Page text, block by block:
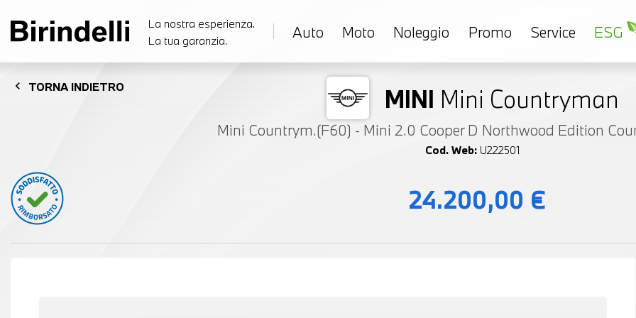
La nostra esperienza.
La tua garanzia.
Auto Moto Noleggio Promo Service ESG
chevron_left TORNA INDIETRO MINI Mini Countryman
Mini Countrym.(F60) - Mini 2.0 Cooper D Northwood Edition
Cod. Web: U222501
24.200,00 €